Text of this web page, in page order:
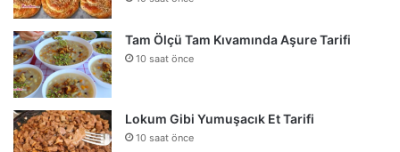
Tam Ölçü Tam Kıvamında Aşure Tarifi
10 saat önce
Lokum Gibi Yumuşacık Et Tarifi
10 saat önce